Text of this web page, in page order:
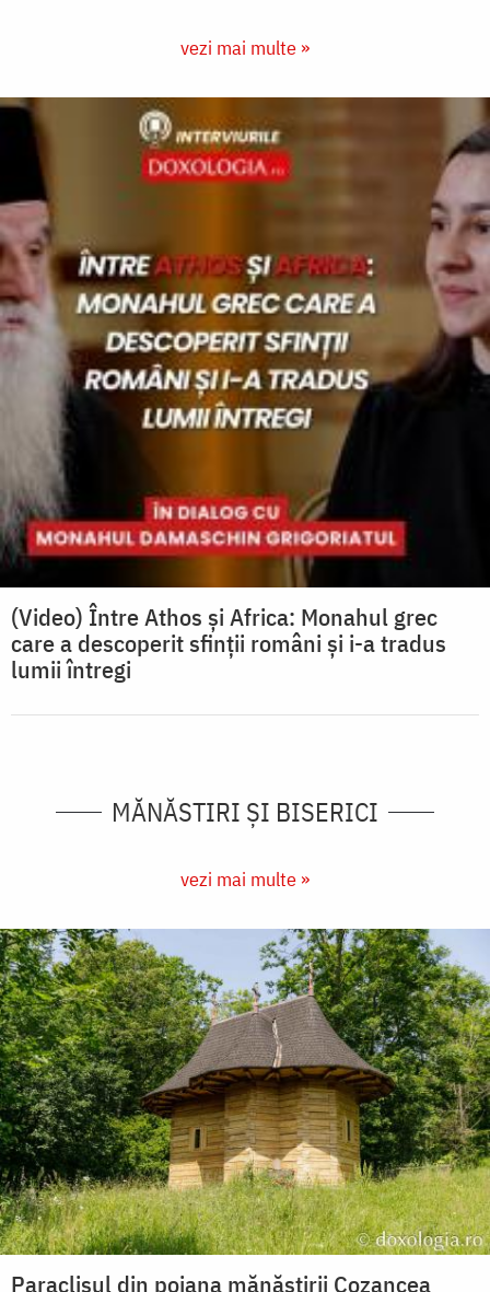
vezi mai multe »
(Video) Între Athos și Africa: Monahul grec
care a descoperit sfinții români și i-a tradus
lumii întregi
MĂNĂSTIRI ȘI BISERICI
vezi mai multe »
Paraclisul din poiana mănăstirii Cozancea